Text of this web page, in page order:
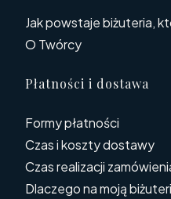
Jak powstaje biżuteria,
O Twórcy
Płatności i dostawa
Formy płatności
Czas i koszty dostawy
Czas realizacji
Dlaczego na moją